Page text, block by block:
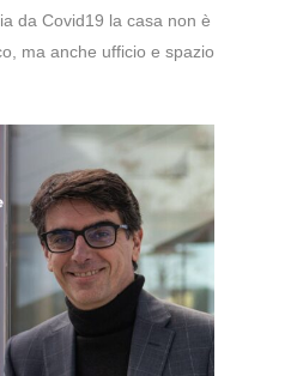
da Covid19 la casa non è
ma anche ufficio e spazio